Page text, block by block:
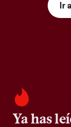
Ir
Ya has